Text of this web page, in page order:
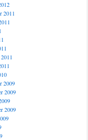
2011
2009
2009
2009